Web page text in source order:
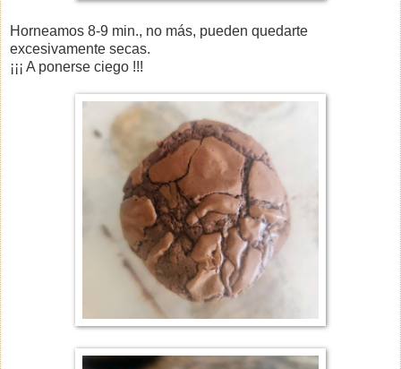
Horneamos 8-9 min., no más, pueden quedarte
excesivamente secas.
¡¡¡ A ponerse ciego !!!